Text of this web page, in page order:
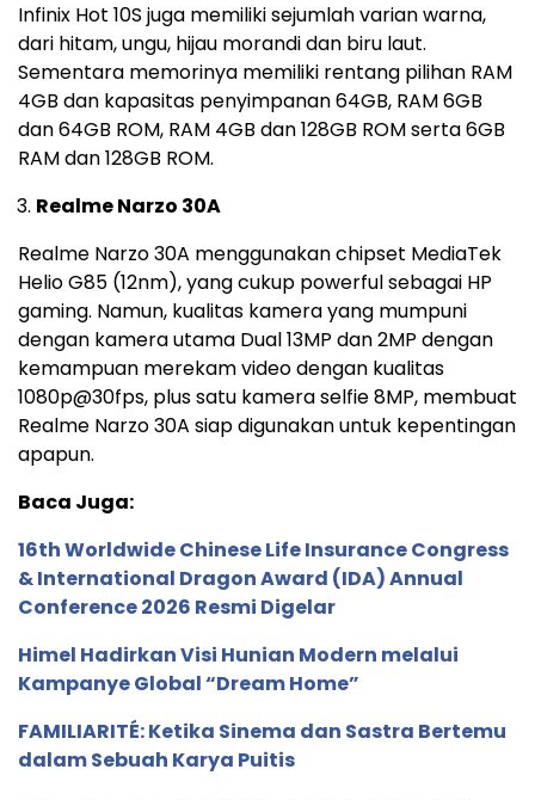
Infinix Hot 10S juga memiliki sejumlah varian warna,
dari hitam, ungu, hijau morandi dan biru laut.
Sementara memorinya memiliki rentang pilihan RAM
4GB dan kapasitas penyimpanan 64GB, RAM 6GB
dan 64GB ROM, RAM 4GB dan 128GB ROM serta 6GB
RAM dan 128GB ROM.
Realme Narzo 30A
Realme Narzo 30A menggunakan chipset MediaTek
Helio G85 (12nm), yang cukup powerful sebagai HP
gaming. Namun, kualitas kamera yang mumpuni
dengan kamera utama Dual 13MP dan 2MP dengan
kemampuan merekam video dengan kualitas
1080p@30fps, plus satu kamera selfie 8MP, membuat
Realme Narzo 30A siap digunakan untuk kepentingan
apapun.
Baca Juga:
16th Worldwide Chinese Life Insurance Congress
& International Dragon Award (IDA) Annual
Conference 2026 Resmi Digelar
Himel Hadirkan Visi Hunian Modern melalui
Kampanye Global “Dream Home”
FAMILIARITÉ: Ketika Sinema dan Sastra Bertemu
dalam Sebuah Karya Puitis